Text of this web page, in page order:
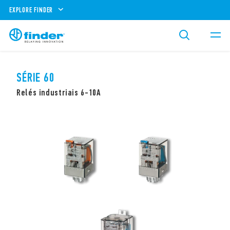
EXPLORE FINDER
SÉRIE 60
Relés industriais 6-10A